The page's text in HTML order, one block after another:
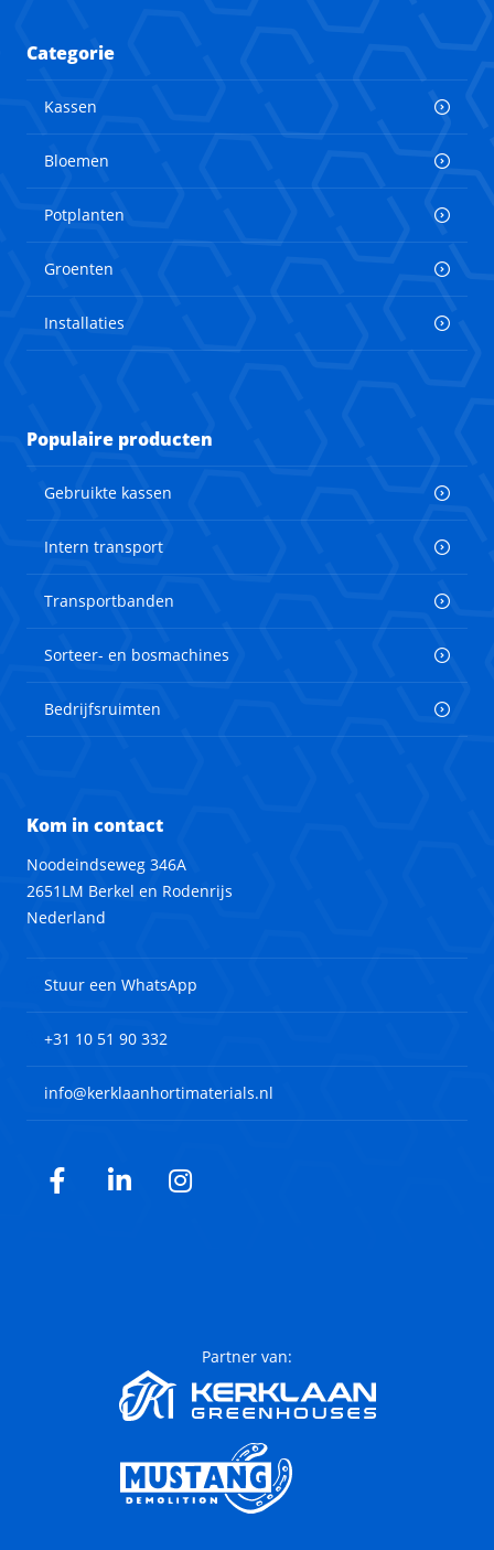
Categorie
Kassen
Bloemen
Potplanten
Groenten
Installaties
Populaire producten
Gebruikte kassen
Intern transport
Transportbanden
Sorteer- en bosmachines
Bedrijfsruimten
Kom in contact
Noodeindseweg 346A
2651LM Berkel en Rodenrijs
Nederland
Stuur een WhatsApp
+31 10 51 90 332
info@kerklaanhortimaterials.nl
Facebook
LinkedInInstagram
Partner van: